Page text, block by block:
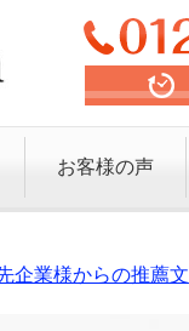
お客様の声
企業様からの推薦文